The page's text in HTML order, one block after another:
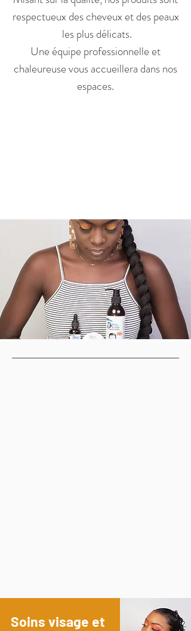
NOS ARTICLES
respectueux des cheveux et des peaux
les plus délicats.
Une équipe professionnelle et
chaleureuse vous accueillera dans nos
espaces.
Soins visage et